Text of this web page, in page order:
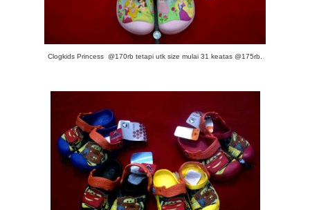
Clogkids Princess @170rb tetapi utk size mulai 31 keatas @175rb.